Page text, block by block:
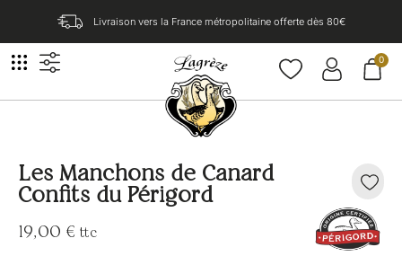
Livraison vers la France métropolitaine offerte dès 80€​
0
Les Manchons de Canard
Confits du Périgord
19,00 € ttc